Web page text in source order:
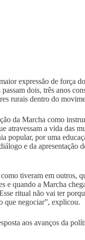
expressão de força
dois, três anos
rurais dentro do
da Marcha como
atravessam a vida das
popular, por uma
e da
tiveram em outros,
e quando a Marcha
ritual não vai ter
que negociar”, explicou.
aos avanços da